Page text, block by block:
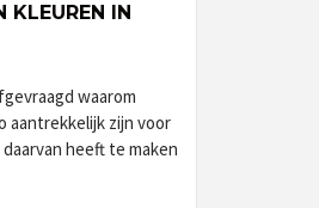
KLEUREN IN
waarom
aantrekkelijk zijn voor
heeft te maken